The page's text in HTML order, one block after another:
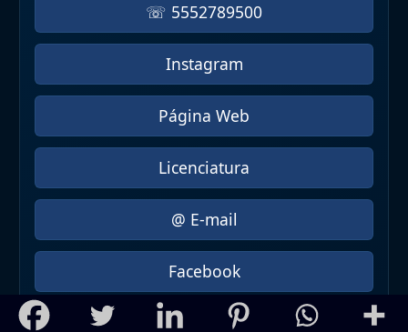
☏ 5552789500
Instagram
Página Web
Licenciatura
@ E-mail
Facebook